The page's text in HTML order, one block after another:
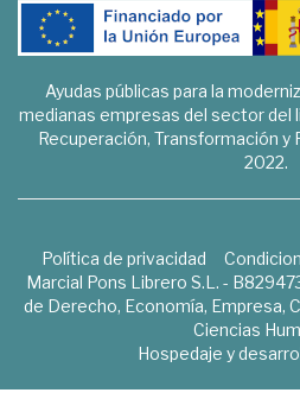
Ayudas públicas para la
medianas empresas del sector del
Recuperación, Transformación y
2022.
Política de privacidad
Marcial Pons Librero S.L. -
de Derecho, Economía, Empresa,
Ciencias
Hospedaje y